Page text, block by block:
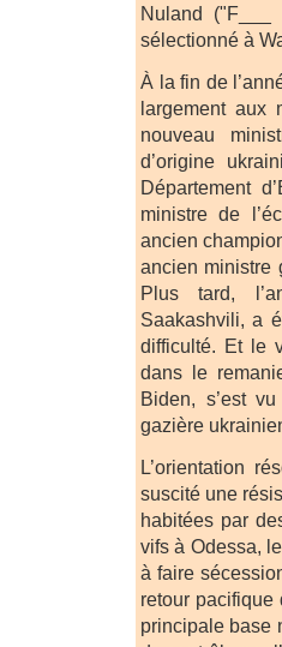
Nuland ("F___
sélectionné à
À la fin de
largement aux
nouveau
d’origine
Département
ministre de
ancien
ancien ministre
Plus tard,
Saakashvili, a
difficulté. Et le
dans le
Biden, s’est
gazière
L’orientation
suscité une
habitées par
vifs à Odessa,
à faire
retour
principale base